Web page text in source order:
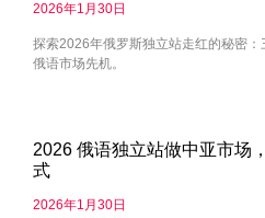
2026年1月30日
探索2026年俄罗斯独立站走红的秘密
俄语市场先机。
2026 俄语独立站做中亚市场
式
2026年1月30日